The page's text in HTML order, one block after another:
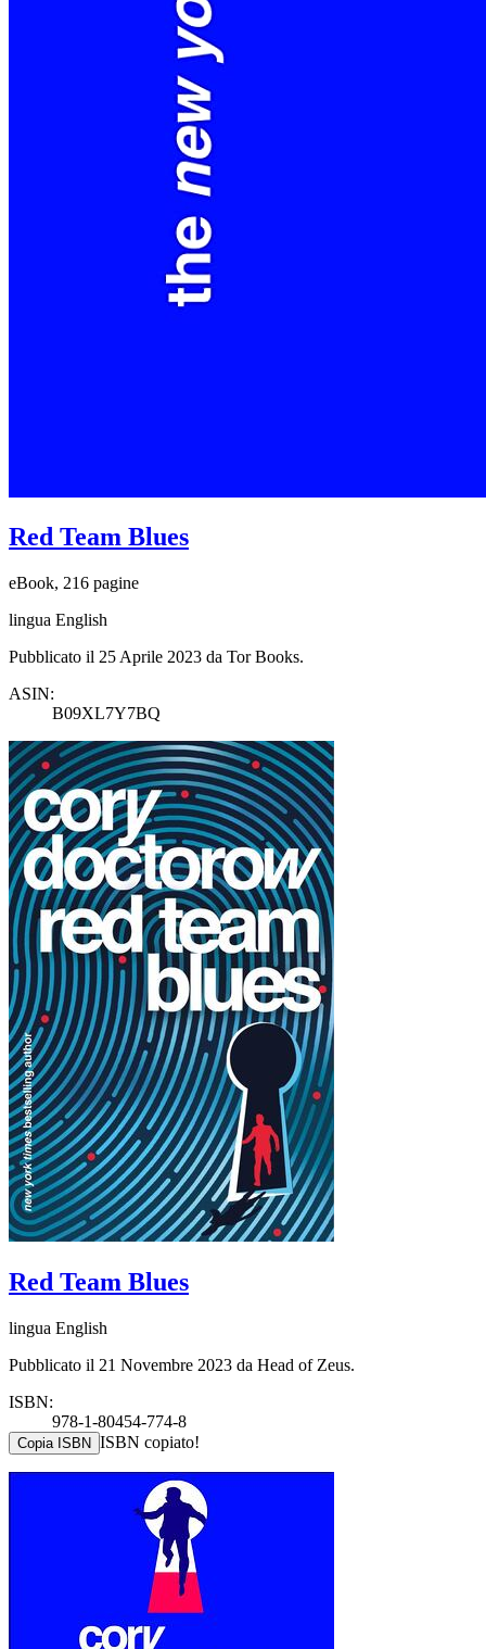
Red Team Blues
eBook, 216 pagine
lingua English
Pubblicato il 25 Aprile 2023 da Tor Books.
ASIN:
B09XL7Y7BQ
Red Team Blues
lingua English
Pubblicato il 21 Novembre 2023 da Head of Zeus.
ISBN:
978-1-80454-774-8
Copia ISBN ISBN copiato!